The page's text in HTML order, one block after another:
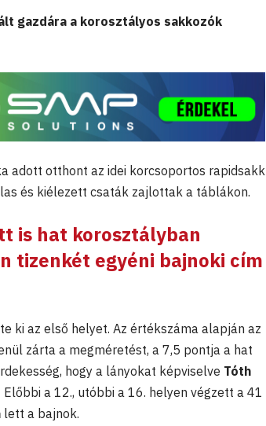
gazdára a korosztályos sakkozók
adott otthont az idei korcsoportos rapidsakk
és kiélezett csaták zajlottak a táblákon.
is hat korosztályban
tizenkét egyéni bajnoki cím
ki az első helyet. Az értékszáma alapján az
zárta a megméretést, a 7,5 pontja a hat
hogy a lányokat képviselve Tóth
a 12., utóbbi a 16. helyen végzett a 41
lett a bajnok.